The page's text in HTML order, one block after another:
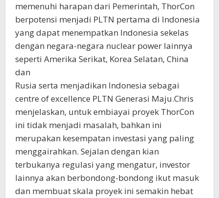
memenuhi harapan dari Pemerintah, ThorCon
berpotensi menjadi PLTN pertama di Indonesia
yang dapat menempatkan Indonesia sekelas
dengan negara-negara nuclear power lainnya
seperti Amerika Serikat, Korea Selatan, China
dan
Rusia serta menjadikan Indonesia sebagai
centre of excellence PLTN Generasi Maju.Chris
menjelaskan, untuk embiayai proyek ThorCon
ini tidak menjadi masalah, bahkan ini
merupakan kesempatan investasi yang paling
menggairahkan. Sejalan dengan kian
terbukanya regulasi yang mengatur, investor
lainnya akan berbondong-bondong ikut masuk
dan membuat skala proyek ini semakin hebat